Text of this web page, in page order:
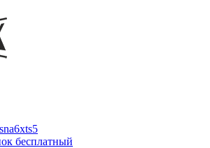
бесплатный